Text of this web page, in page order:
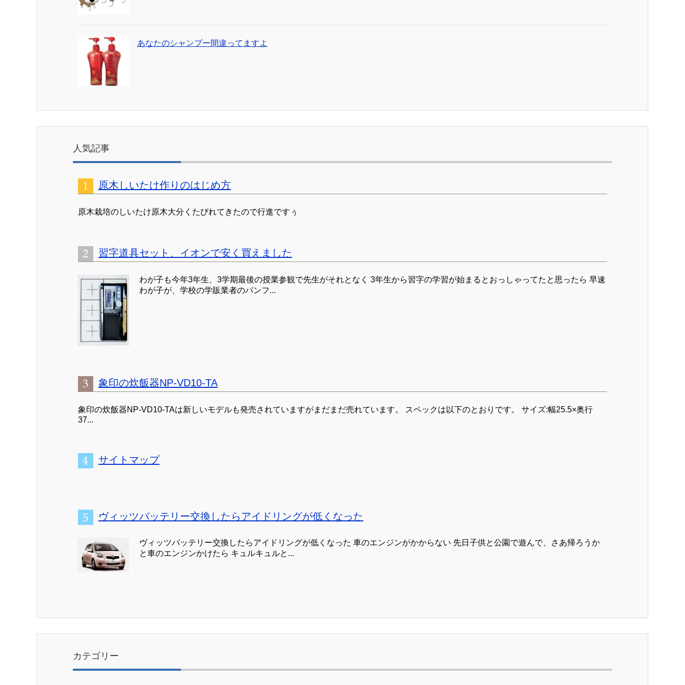
あなたのシャンプー間違ってますよ
人気記事
原木しいたけ作りのはじめ方
原木栽培のしいたけ原木大分くたびれてきたので行進ですぅ
習字道具セット、イオンで安く買えました
わが子も今年3年生、3学期最後の授業参観で先生がそれとなく 3年生から習字の学習が始まるとおっしゃってたと思ったら 早速
わが子が、学校の学販業者のパンフ...
象印の炊飯器NP-VD10-TA
象印の炊飯器NP-VD10-TAは新しいモデルも発売されていますがまだまだ売れています。 スペックは以下のとおりです。 サイズ:幅25.5×奥行
37...
サイトマップ
ヴィッツバッテリー交換したらアイドリングが低くなった
ヴィッツバッテリー交換したらアイドリングが低くなった 車のエンジンがかからない 先日子供と公園で遊んで、さあ帰ろうか
と車のエンジンかけたら キュルキュルと...
カテゴリー